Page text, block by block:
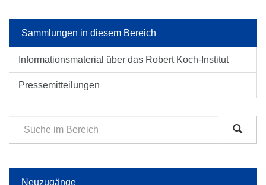
Sammlungen in diesem Bereich
Informationsmaterial über das Robert Koch-Institut
Pressemitteilungen
Neuzugänge